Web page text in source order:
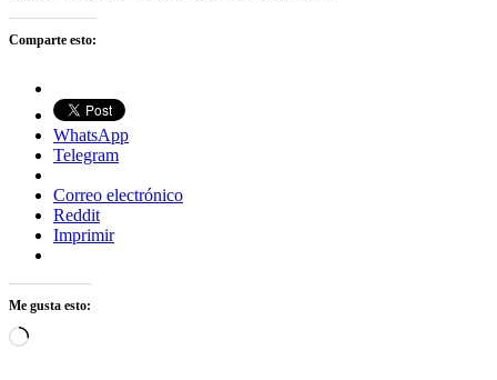
Comparte esto:
WhatsApp
Telegram
Correo electrónico
Reddit
Imprimir
Me gusta esto:
Cargando...